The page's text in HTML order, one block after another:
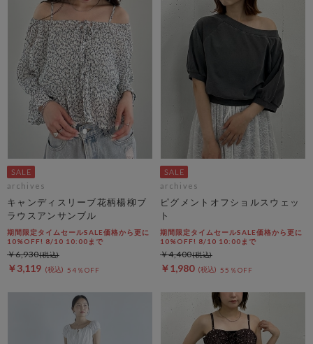
archives
キャンディスリーブ花柄楊柳ブ
ラウスアンサンブル
期間限定タイムセールSALE価格から更に
10%OFF! 8/10 10:00まで
￥3,119 54％OFF
￥6,930
archives
ピグメントオフショルスウェッ
ト
期間限定タイムセールSALE価格から更に
10%OFF! 8/10 10:00まで
￥1,980 55％OFF
￥4,400